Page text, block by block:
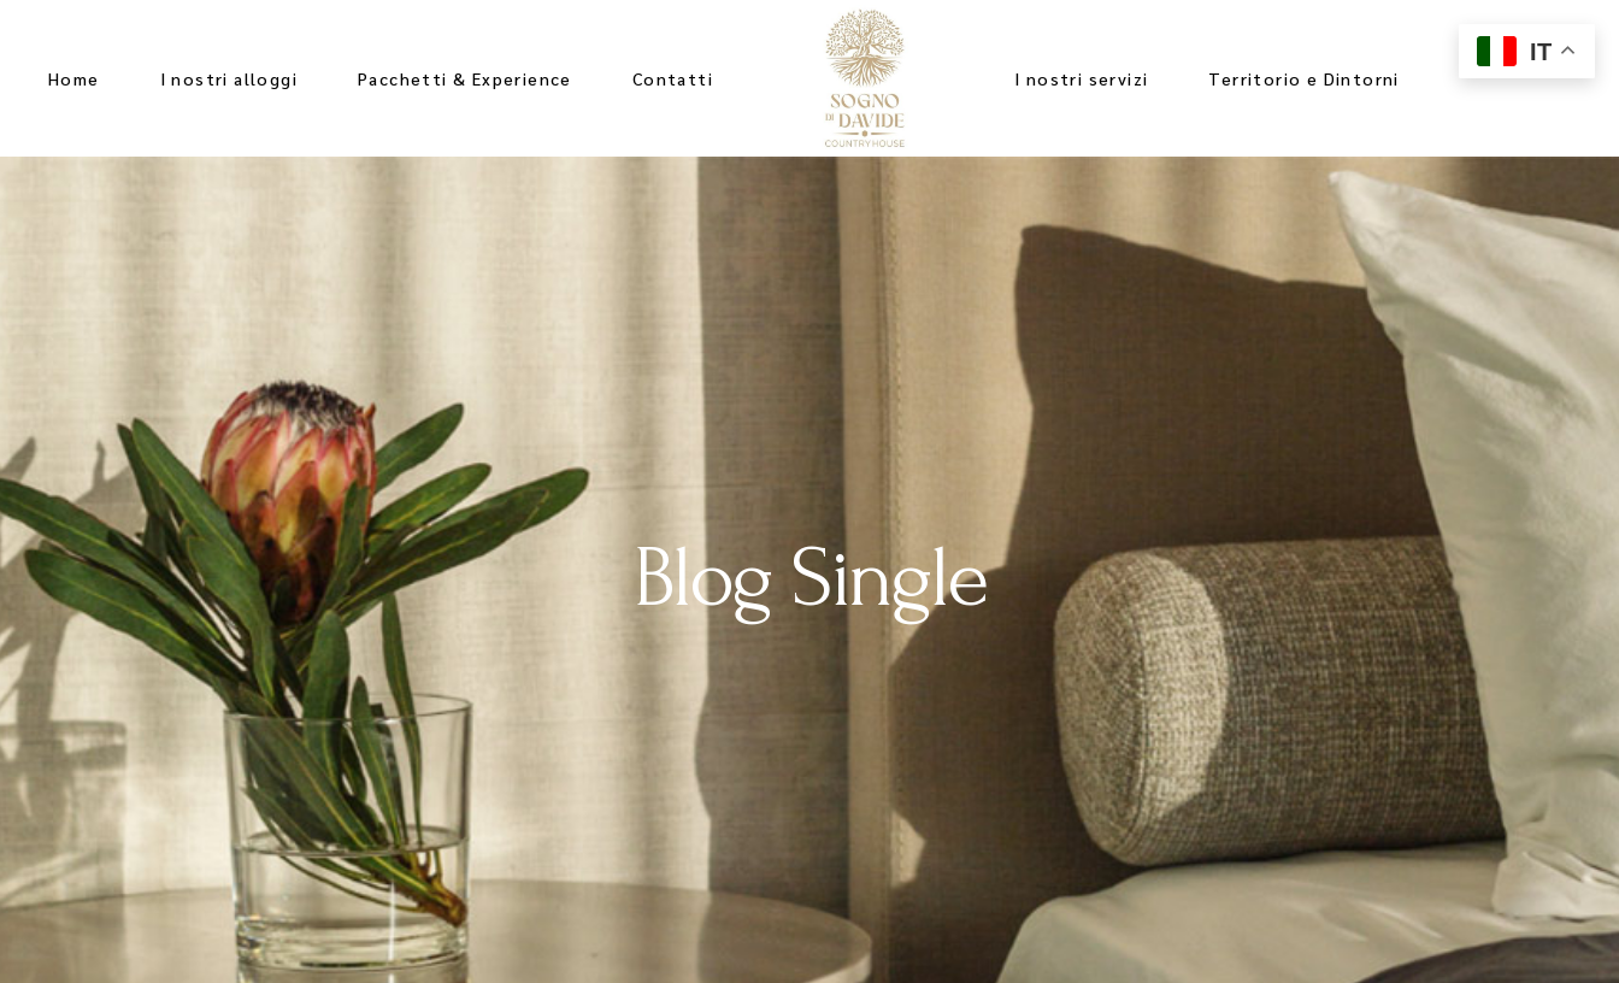
Home I nostri alloggi Pacchetti & Experience Contatti I nostri servizi Territorio e Dintorni
Blog Single
IT